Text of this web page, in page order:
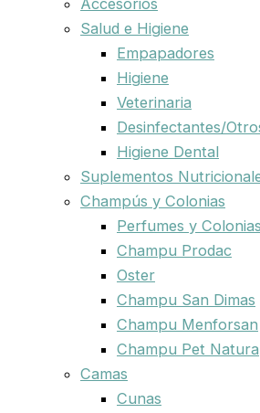
Accesorios
Salud e Higiene
Empapadores
Higiene
Veterinaria
Desinfectantes/
Higiene Dental
Suplementos
Champús y Colonias
Perfumes y Colonias
Champu Prodac
Oster
Champu San Dimas
Champu Menforsan
Champu Pet Natura
Camas
Cunas